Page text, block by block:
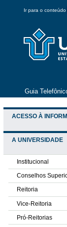
Ir para o conteúdo
Guia
ACESSO À
A UNIVERSIDADE
Institucional
Conselhos
Reitoria
Vice-Reitoria
Pró-Reitorias